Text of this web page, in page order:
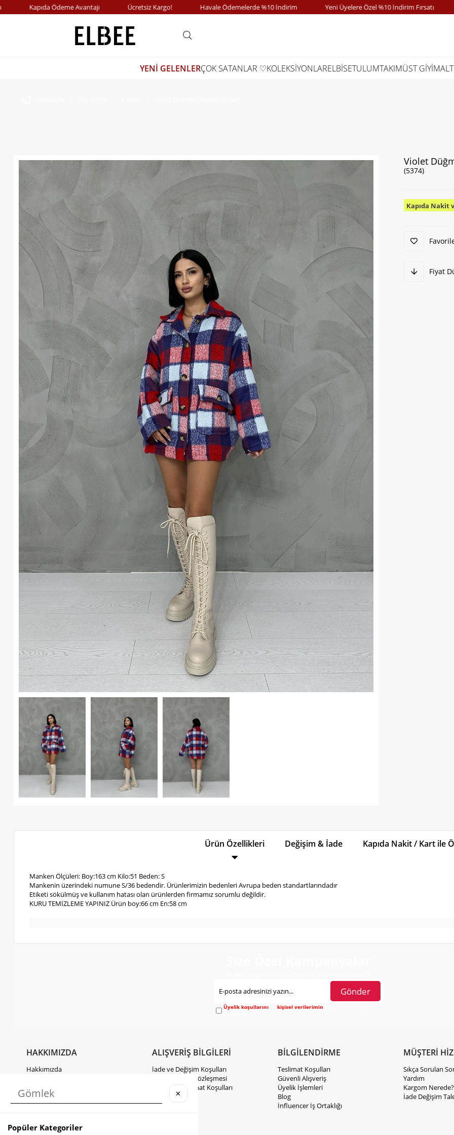
Kapıda Ödeme Avantajı Ücretsiz Kargo! Havale Ödemelerde %10 İndirim Yeni Üyelere Özel %10 İndirim Fırsatı
YENİ GELENLERÇOK SATANLAR ♡KOLEKSİYONLARELBİSETULUMTAKIMÜST GİYİM
Violet
(5374)
Kapıda Nakit
Fiyat
Ürün Özellikleri Değişim & İade Kapıda Nakit / Kart ile
Manken Ölçüleri: Boy:163 cm Kilo:51 Beden: S
Mankenin üzerindeki numune S/36 bedendir. Ürünlerimizin bedenleri Avrupa beden standartlarındadır
Etiketi sökülmüş ve kullanım hatası olan ürünlerden firmamız sorumlu değildir.
KURU TEMİZLEME YAPINIZ Ürün boy:66 cm En:58 cm
Gönder
Üyelik koşullarını vekişisel verilerimin
HAKKIMIZDA
Hakkımızda
KVKK Hakkında Bilgilendirme
İletişim
Instagram
ALIŞVERİŞ BİLGİLERİ
İade ve Değişim Koşulları
Mesafeli Satış Sözleşmesi
Kargo ve Teslimat Koşulları
BİLGİLENDİRME
Teslimat Koşulları
Güvenli Alışveriş
Üyelik İşlemleri
Blog
İnfluencer İş Ortaklığı
MÜŞTERİ
Sıkça Sorulan
Yardım
Kargom Nerede?
İade Değişim
✕
Popüler Kategoriler